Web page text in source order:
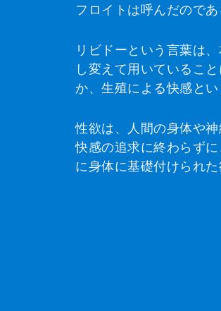
フロイトは呼んだのであ
リビドーという言葉は
し変えて用いているこ
か、生殖による快感と
性欲は、人間の身体や
快感の追求に終わらず
に身体に基礎付けられ